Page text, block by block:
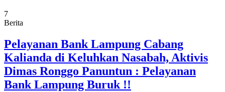
7
Berita
Pelayanan Bank Lampung Cabang
Kalianda di Keluhkan Nasabah, Aktivis
Dimas Ronggo Panuntun : Pelayanan
Bank Lampung Buruk !!